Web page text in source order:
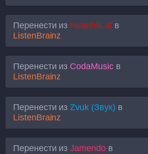
Перенести из Hearthis.atв
ListenBrainz
Перенести из CodaMusicв
ListenBrainz
Перенести изZvuk (Звук) в
ListenBrainz
Перенести изJamendoв